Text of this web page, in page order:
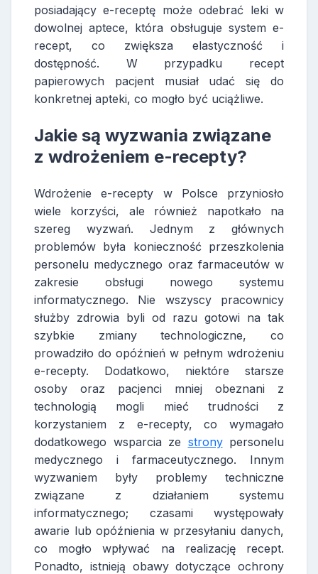
posiadający e-receptę może odebrać leki w
dowolnej aptece, która obsługuje system e-
recept, co zwiększa elastyczność i
dostępność. W przypadku recept
papierowych pacjent musiał udać się do
konkretnej apteki, co mogło być uciążliwe.
Jakie są wyzwania związane
z wdrożeniem e-recepty?
Wdrożenie e-recepty w Polsce przyniosło
wiele korzyści, ale również napotkało na
szereg wyzwań. Jednym z głównych
problemów była konieczność przeszkolenia
personelu medycznego oraz farmaceutów w
zakresie obsługi nowego systemu
informatycznego. Nie wszyscy pracownicy
służby zdrowia byli od razu gotowi na tak
szybkie zmiany technologiczne, co
prowadziło do opóźnień w pełnym wdrożeniu
e-recepty. Dodatkowo, niektóre starsze
osoby oraz pacjenci mniej obeznani z
technologią mogli mieć trudności z
korzystaniem z e-recepty, co wymagało
dodatkowego wsparcia ze stronypersonelu
medycznego i farmaceutycznego. Innym
wyzwaniem były problemy techniczne
związane z działaniem systemu
informatycznego; czasami występowały
awarie lub opóźnienia w przesyłaniu danych,
co mogło wpływać na realizację recept.
Ponadto, istnieją obawy dotyczące ochrony